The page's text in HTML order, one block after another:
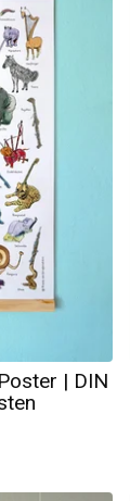
| DIN